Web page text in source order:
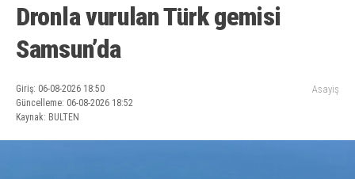
Dronla vurulan Türk gemisi
Samsun’da
Giriş: 06-08-2026 18:50
Güncelleme: 06-08-2026 18:52
Kaynak: BULTEN
Asayiş